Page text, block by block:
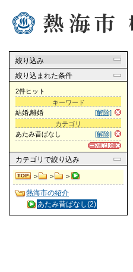
絞り込み
絞り込まれた条件
2件ヒット
キーワード
[解除]
結婚,離婚
カテゴリ
[解除]
あたみ昔ばなし
カテゴリ で絞り込み
> > >
熱海市の紹介
あたみ昔ばなし(2)